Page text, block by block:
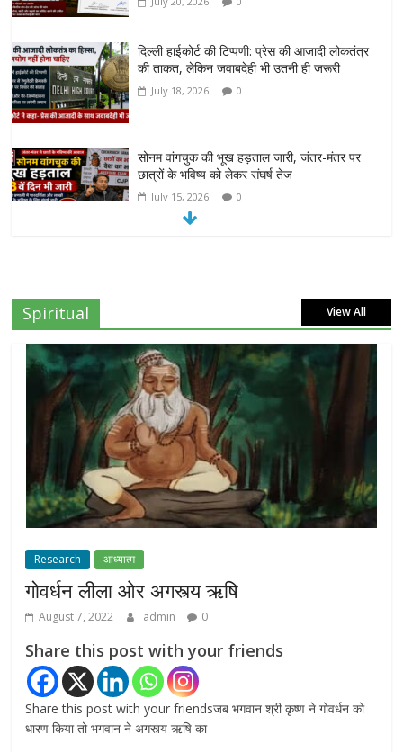
दिल्ली हाईकोर्ट की टिप्पणी: प्रेस की आजादी लोकतंत्र
की ताकत, लेकिन जवाबदेही भी उतनी ही जरूरी
July 18, 2026 0
सोनम वांगचुक की भूख हड़ताल जारी, जंतर-मंतर पर
छात्रों के भविष्य को लेकर संघर्ष तेज
July 15, 2026 0
7वें वेतनमान की मांग: जल निगम पेंशनरों ने रक्षा मंत्री
राजनाथ सिंह से लगाई गुहार
July 7, 2026 0
NEET-UG प्रदर्शन मामले में दिल्ली सरकार का बड़ा
फैसला, 13 FIR मामलों में प्रदर्शनकारियों को राहत
July 31, 2026 0
Spiritual View All
Research आध्यात्म
गोवर्धन लीला ओर अगस्त्य ऋषि
August 7, 2022 admin 0
Share this post with your friends
Share this post with your friendsजब भगवान श्री कृष्ण ने गोवर्धन को
धारण किया तो भगवान ने अगस्त्य ऋषि का